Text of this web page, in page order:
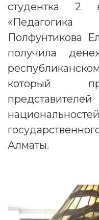
студентка 2
Полфунтикова
получила
который
Алматы.